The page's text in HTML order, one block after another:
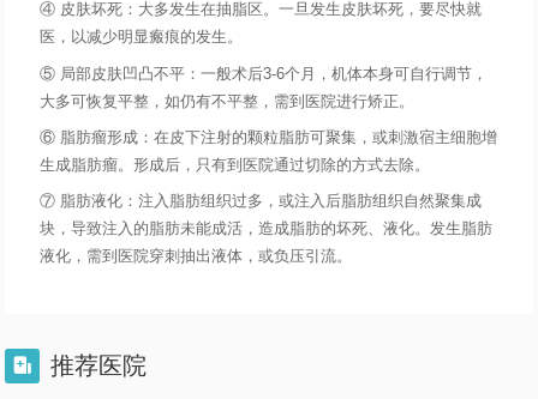
④ 皮肤坏死：大多发生在抽脂区。一旦发生皮肤坏死，要尽快就
医，以减少明显瘢痕的发生。
⑤ 局部皮肤凹凸不平：一般术后3-6个月，机体本身可自行调节，
大多可恢复平整，如仍有不平整，需到医院进行矫正。
⑥ 脂肪瘤形成：在皮下注射的颗粒脂肪可聚集，或刺激宿主细胞增
生成脂肪瘤。形成后，只有到医院通过切除的方式去除。
⑦ 脂肪液化：注入脂肪组织过多，或注入后脂肪组织自然聚集成
块，导致注入的脂肪未能成活，造成脂肪的坏死、液化。发生脂肪
液化，需到医院穿刺抽出液体，或负压引流。
 推荐医院